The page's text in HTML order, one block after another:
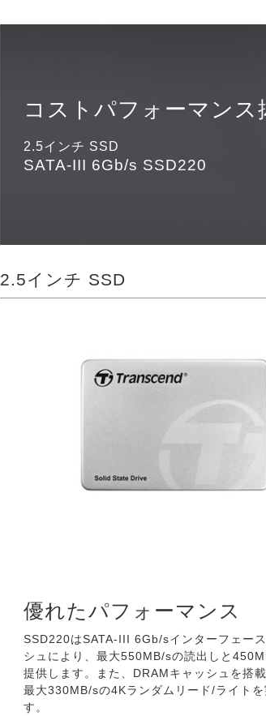
コストパフォーマンス
2.5インチ SSD
SATA-III 6Gb/s SSD220
2.5インチ SSD
優れたパフォーマンス
SSD220はSATA-III 6Gb/sインターフェー
シュにより、最大550MB/sの読出しと
提供します。また、DRAMキャッシュを搭載
最大330MB/sの4Kランダムリード/ライトを
す。